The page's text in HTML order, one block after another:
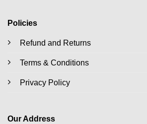
Policies
Refund and Returns
Terms & Conditions
Privacy Policy
Our Address